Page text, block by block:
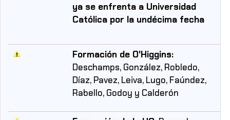
ya se enfrenta a Universidad
Católica por la undécima fecha
Formación de O'Higgins:
Deschamps, González, Robledo,
Díaz, Pavez, Leiva, Lugo, Faúndez,
Rabello, Godoy y Calderón